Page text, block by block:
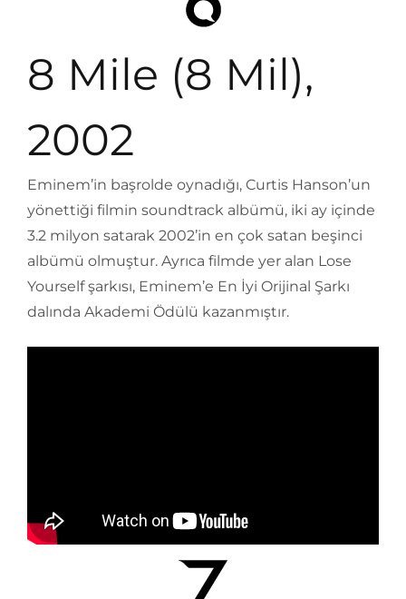
8 Mile (8 Mil),
2002
Eminem’in başrolde oynadığı, Curtis Hanson’un
yönettiği filmin soundtrack albümü, iki ay içinde
3.2 milyon satarak 2002’in en çok satan beşinci
albümü olmuştur. Ayrıca filmde yer alan Lose
Yourself şarkısı, Eminem’e En İyi Orijinal Şarkı
dalında Akademi Ödülü kazanmıştır.